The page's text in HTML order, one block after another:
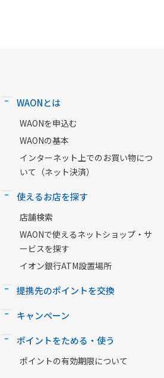
WAONとは
WAONを申込む
WAONの基本
インターネット上でのお買い物につ
いて（ネット決済）
使えるお店を探す
店舗検索
WAONで使えるネットショップ・サ
ービスを探す
イオン銀行ATM設置場所
提携先のポイントを交換
キャンペーン
ポイントをためる・使う
ポイントの有効期限について